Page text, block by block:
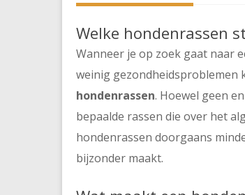
Welke hondenrassen
Wanneer je op zoek gaat naar
weinig gezondheidsproblemen
hondenrassen. Hoewel geen
bepaalde rassen die over het
hondenrassen doorgaans
bijzonder maakt.